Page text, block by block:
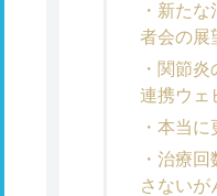
新たな
者会の展
関節炎
連携ウェ
本当に
治療回
さないが